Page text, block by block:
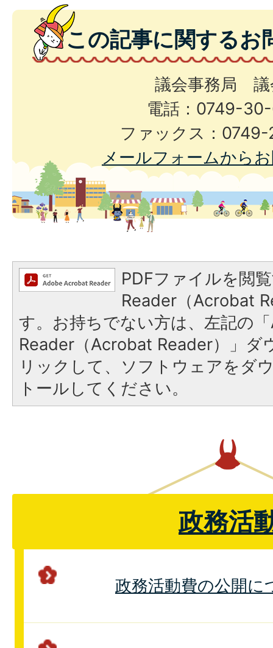
この記事に関するお
議会事務局 議
電話：0749-
ファックス：
メールフォームから
PDFファイルを閲
Reader（Acrobat
す。お持ちでない方は、左記の
Reader（Acrobat Reader）」ダ
リックして、ソフトウェアをダ
トールしてください。
政務活
政務活動費の公開に